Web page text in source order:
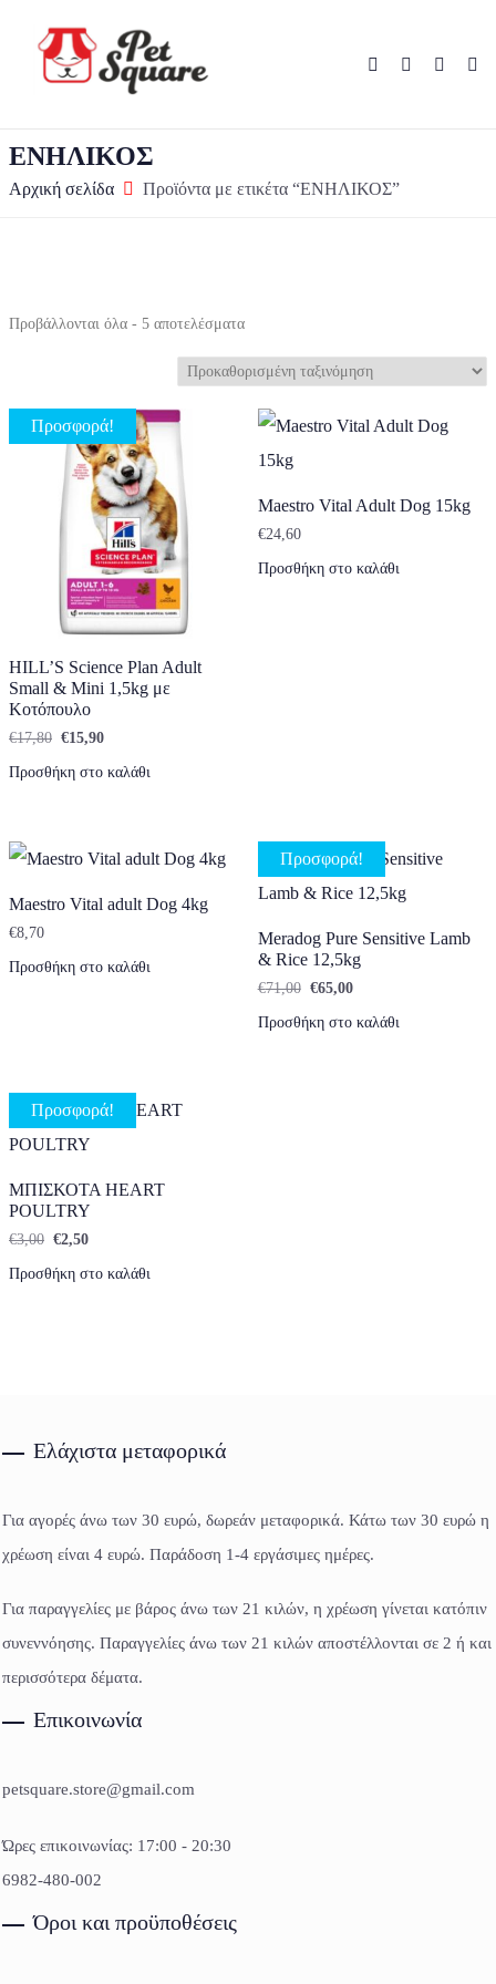
ΕΝΗΛΙΚΟΣ
Αρχική σελίδα Προϊόντα με ετικέτα “ΕΝΗΛΙΚΟΣ”
Προβάλλονται όλα - 5 αποτελέσματα
Προσφορά!
HILL’S Science Plan Adult
Small & Mini 1,5kg με
Κοτόπουλο
€17,80 Original price was: €17,80.
€15,90Η τρέχουσα τιμή είναι: €15,90.
Προσθήκη στο καλάθι
Maestro Vital Adult Dog 15kg
€24,60
Προσθήκη στο καλάθι
Maestro Vital adult Dog 4kg
€8,70
Προσθήκη στο καλάθι
Προσφορά!
Meradog Pure Sensitive Lamb
& Rice 12,5kg
€71,00 Original price was: €71,00.
€65,00Η τρέχουσα τιμή
Προσθήκη στο καλάθι
Προσφορά!
ΜΠΙΣΚΟΤΑ HEART
POULTRY
€3,00 Original price was: €3,00.
€2,50Η τρέχουσα τιμή είναι: €2,50.
Προσθήκη στο καλάθι
Ελάχιστα μεταφορικά
Για αγορές άνω των 30 ευρώ, δωρεάν μεταφορικά. Κάτω των 30 ευρώ η
χρέωση είναι 4 ευρώ. Παράδοση 1-4 εργάσιμες ημέρες.
Για παραγγελίες με βάρος άνω των 21 κιλών, η χρέωση γίνεται κατόπιν
συνεννόησης. Παραγγελίες άνω των 21 κιλών αποστέλλονται σε 2 ή και
περισσότερα δέματα.
Επικοινωνία
petsquare.store@gmail.com
Ώρες επικοινωνίας: 17:00 - 20:30
6982-480-002
Όροι και προϋποθέσεις